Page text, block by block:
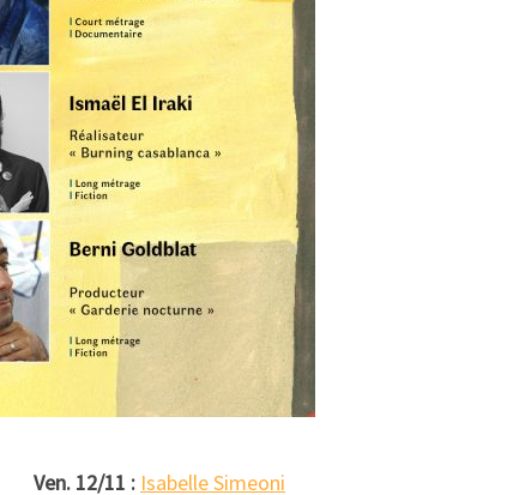
Ven. 12/11 : Isabelle Simeoni